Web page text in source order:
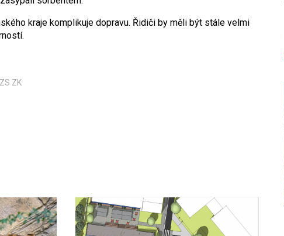
kraje komplikuje dopravu. Řidiči by měli být stále velmi
ZK